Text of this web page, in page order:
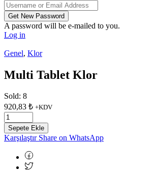
A password will be e-mailed to you.
Log in
Genel, Klor
Multi Tablet Klor
Sold: 8
920,83 ₺ +KDV
Sepete Ekle
Karşılaştır Share on WhatsApp